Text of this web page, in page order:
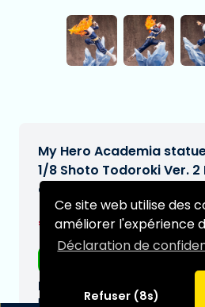
Ce site web utilise des
améliorer l'expérience
Déclaration de
Refuser (8s)
My Hero Academia
1/8 Shoto Todoroki Ver. 2
cm
€209,00[Sous réserve
Date de livraison prévue:
N/A